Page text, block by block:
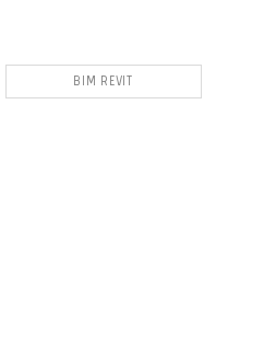
BIM REVIT